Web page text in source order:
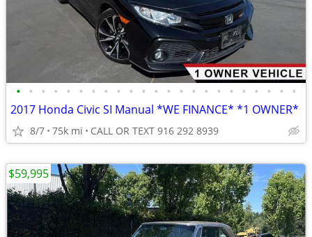
• • • • • • • • • • • • • • • • • • • • • • •
2017 Honda Civic SI Manual *WE FINANCE* *1 OWNER*
8/7 75k mi CALL OR TEXT 916 292 8939
$59,995